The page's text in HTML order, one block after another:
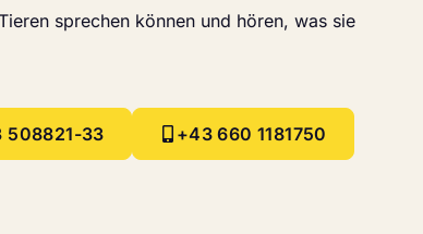
sprechen können und hören, was sie
508821-33 +43 660 1181750